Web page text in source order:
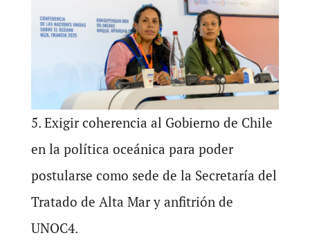
5. Exigir coherencia al Gobierno de Chile
en la política oceánica para poder
postularse como sede de la Secretaría del
Tratado de Alta Mar y anfitrión de
UNOC4.